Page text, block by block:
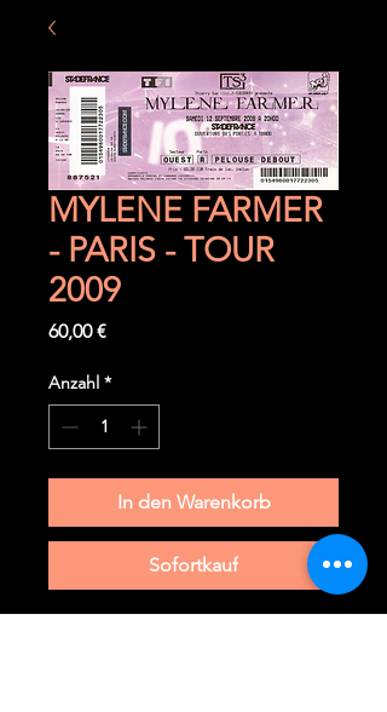
MYLENE FARMER
- PARIS - TOUR
2009
60,00 €Preis
Anzahl *
In den Warenkorb
Sofortkauf